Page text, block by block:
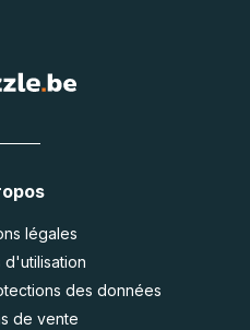
légales
d'utilisation
des données
de vente